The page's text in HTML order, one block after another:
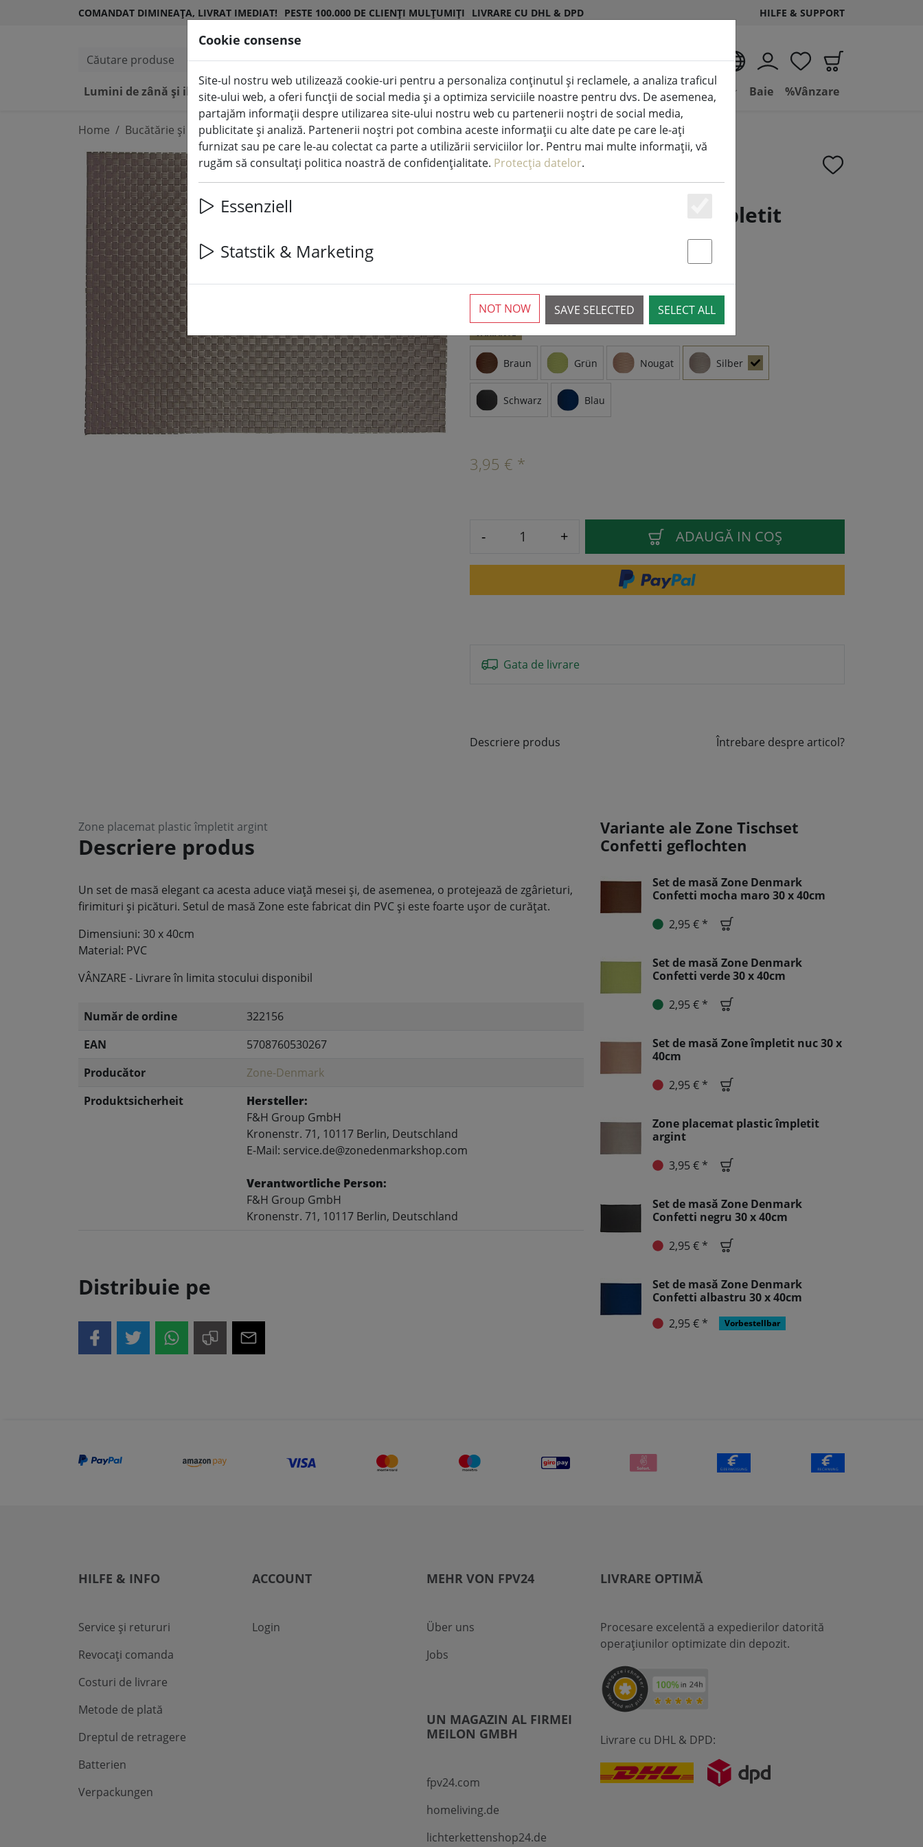
COMANDAT DIMINEAȚA, LIVRAT IMEDIAT! PESTE 100.000 DE CLIENȚI MULȚUMIȚI LIVRARE CU DHL & DPD HILFE & SUPPORT
Căutare produse
RO
Lumini de zână și iluminat
Lumânări LED pentru interior și exterior Bucătărie și alimentație Condiții de viață Baie %Vânzare
Home Bucătărie și alimentație Accesorii de bucătărie
Zone placemat plastic împletit
1 Disponibil
VARIANTE
Braun Grün Nougat Silber
Schwarz Blau
3,95 € *
- + ADAUGĂ IN COŞ
Gata de livrare
Descriere produs Întrebare despre articol?
Zone placemat plastic împletit argint
Descriere produs
Un set de masă elegant ca acesta aduce viață mesei și, de asemenea, o protejează de zgârieturi,
firimituri și picături. Setul de masă Zone este fabricat din PVC și este foarte ușor de curățat.
Dimensiuni: 30 x 40cm
Material: PVC
VÂNZARE - Livrare în limita stocului disponibil
Număr de ordine
322156
EAN
5708760530267
Producător
Zone-Denmark
Produktsicherheit
Hersteller:
F&H Group GmbH
Kronenstr. 71, 10117 Berlin, Deutschland
E-Mail: service.de@zonedenmarkshop.com
Verantwortliche Person:
F&H Group GmbH
Kronenstr. 71, 10117 Berlin, Deutschland
Distribuie pe
Variante ale Zone Tischset
Confetti geflochten
Set de masă Zone Denmark
Confetti mocha maro 30 x 40cm
2,95 € *
Set de masă Zone Denmark
Confetti verde 30 x 40cm
2,95 € *
Set de masă Zone împletit nuc 30 x
40cm
2,95 € *
Zone placemat plastic împletit
argint
3,95 € *
Set de masă Zone Denmark
Confetti negru 30 x 40cm
2,95 € *
Set de masă Zone Denmark
Confetti albastru 30 x 40cm
2,95 € *
Vorbestellbar
HILFE & INFO
Service și retururi
Revocați comanda
Costuri de livrare
Metode de plată
Dreptul de retragere
Batterien
Verpackungen
ACCOUNT
Login
MEHR VON FPV24
Über uns
Jobs
UN MAGAZIN AL FIRMEI
MEILON GMBH
fpv24.com
homeliving.de
lichterkettenshop24.de
LIVRARE OPTIMĂ
Procesare excelentă a expedierilor datorită
operațiunilor optimizate din depozit.
Livrare cu DHL & DPD:
Cookie consense
Site-ul nostru web utilizează cookie-uri pentru a personaliza conținutul și reclamele, a analiza traficul
site-ului web, a oferi funcții de social media și a optimiza serviciile noastre pentru dvs. De asemenea,
partajăm informații despre utilizarea site-ului nostru web cu partenerii noștri de social media,
publicitate și analiză. Partenerii noștri pot combina aceste informații cu alte date pe care le-ați
furnizat sau pe care le-au colectat ca parte a utilizării serviciilor lor. Pentru mai multe informații, vă
rugăm să consultați politica noastră de confidențialitate. Protecția datelor.
Essenziell
Essenziell
Statstik & Marketing
SAVE SELECTED SELECT ALL
NOT NOW